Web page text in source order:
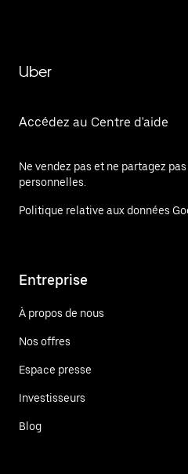
Uber
Accédez au Centre d'aide
Ne vendez pas et ne partagez
personnelles.
Politique relative aux données
Entreprise
À propos de nous
Nos offres
Espace presse
Investisseurs
Blog